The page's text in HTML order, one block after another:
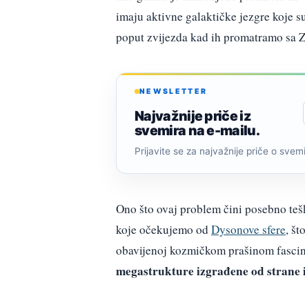
imaju aktivne galaktičke jezgre koje
poput zvijezda kad ih promatramo sa
NEWSLETTER
Najvažnije priče iz
svemira na e-mailu.
Prijavite se za najvažnije priče o
Ono što ovaj problem čini posebno
koje očekujemo odDysonove sfere,
obavijenoj kozmičkom prašinom
megastrukture izgrađene od strane